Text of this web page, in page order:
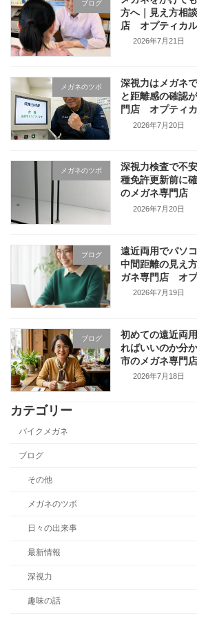
ブログ
方へ｜見え方相
店 オプティカ
2026年7月21日
メガネのツボ
深視力はメガネ
と距離感の確認
門店 オプティ
2026年7月20日
メガネのツボ
深視力検査で不
種免許更新前に
のメガネ専門店
2026年7月20日
ブログ
遠近両用でパソ
中間距離の見え
ガネ専門店 オ
2026年7月19日
ブログ
初めての遠近両
ればいいのか分
市のメガネ専門
2026年7月18日
カテゴリー
バイクメガネ
ブログ
その他
メガネのツボ
日々の出来事
最新情報
深視力
趣味の話